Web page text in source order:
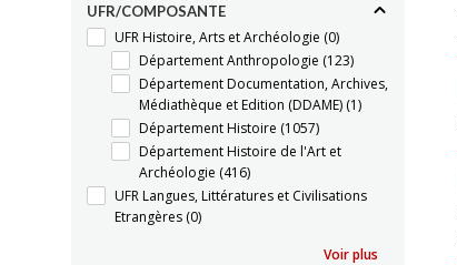
UFR/COMPOSANTE
UFR Histoire, Arts et Archéologie (0)
Département Anthropologie (123)
Département Documentation, Archives,
Médiathèque et Edition (DDAME) (1)
Département Histoire (1057)
Département Histoire de l'Art et
Archéologie (416)
UFR Langues, Littératures et Civilisations
Etrangères (0)
Voir plus